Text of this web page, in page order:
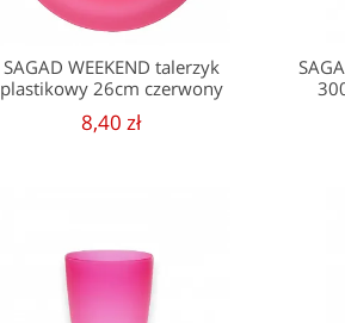
SAGAD WEEKEND talerzyk
plastikowy 26cm czerwony
8,40 zł